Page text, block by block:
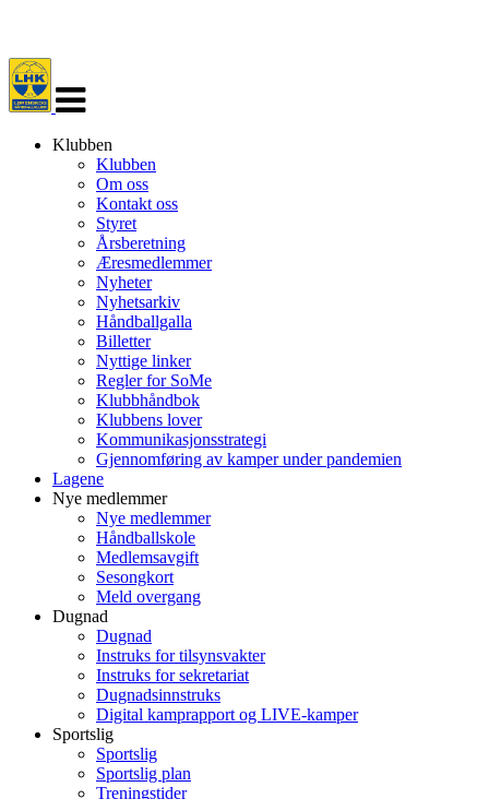
navigasjon
Klubben
Klubben
Om oss
Kontakt oss
Styret
Årsberetning
Æresmedlemmer
Nyheter
Nyhetsarkiv
Håndballgalla
Billetter
Nyttige linker
Regler for SoMe
Klubbhåndbok
Klubbens lover
Kommunikasjonsstrategi
Gjennomføring av kamper under pandemien
Lagene
Nye medlemmer
Nye medlemmer
Håndballskole
Medlemsavgift
Sesongkort
Meld overgang
Dugnad
Dugnad
Instruks for tilsynsvakter
Instruks for sekretariat
Dugnadsinnstruks
Digital kamprapport og LIVE-kamper
Sportslig
Sportslig
Sportslig plan
Treningstider